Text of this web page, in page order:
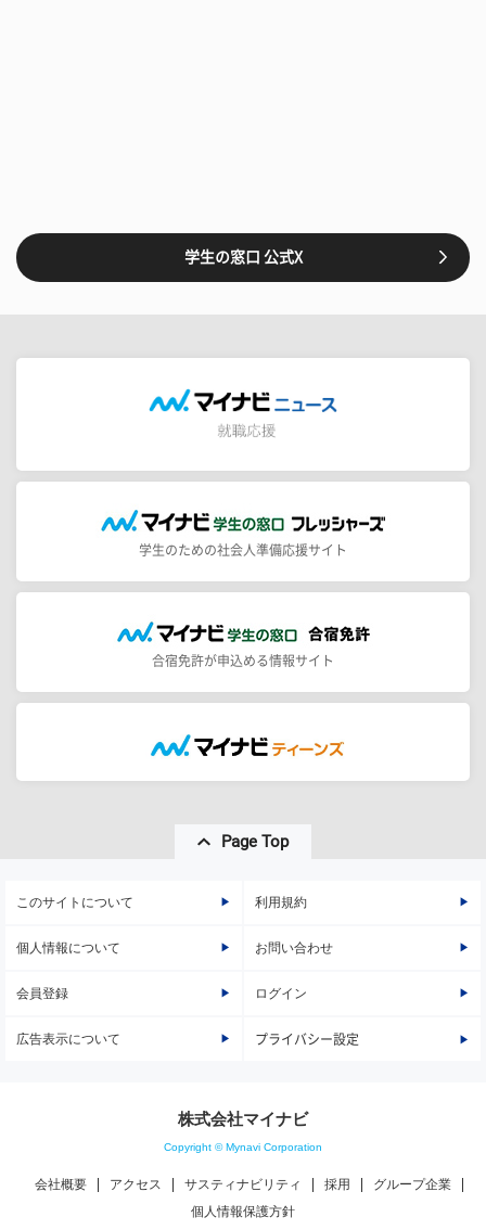
学生の窓口 公式X
学生のための社会人準備応援サイト
合宿免許が申込める情報サイト
Page Top
このサイトについて 利用規約
個人情報について お問い合わせ
会員登録 ログイン
広告表示について プライバシー設定
株式会社マイナビ
Copyright © Mynavi Corporation
会社概要 アクセス サスティナビリティ 採用
グループ企業
個人情報保護方針